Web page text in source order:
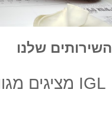
השירותים שלנו
IGL מציגים מגוון שירותי גמולוגיה